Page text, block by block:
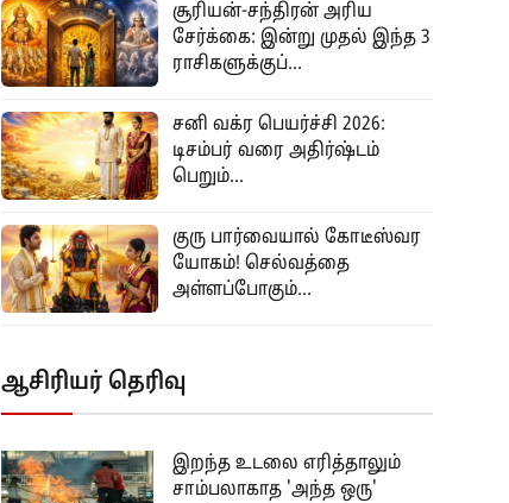
சூரியன்-சந்திரன் அரிய
சேர்க்கை: இன்று முதல் இந்த 3
ராசிகளுக்குப்...
சனி வக்ர பெயர்ச்சி 2026:
டிசம்பர் வரை அதிர்ஷ்டம்
பெறும்...
குரு பார்வையால் கோடீஸ்வர
யோகம்! செல்வத்தை
அள்ளப்போகும்...
ஆசிரியர் தெரிவு
இறந்த உடலை எரித்தாலும்
சாம்பலாகாத 'அந்த ஒரு'